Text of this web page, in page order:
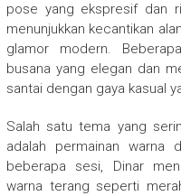
pose yang ekspresif dan
menunjukkan kecantikan
glamor modern.
busana yang elegan dan
santai dengan gaya kasual
Salah satu tema yang
adalah permainan warna
beberapa sesi, Dinar
warna terang seperti